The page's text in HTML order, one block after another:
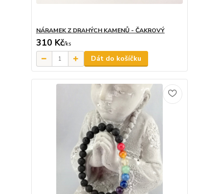
NÁRAMEK Z DRAHÝCH KAMENŮ - ČAKROVÝ
310 Kč/ks
Dát do košíčku